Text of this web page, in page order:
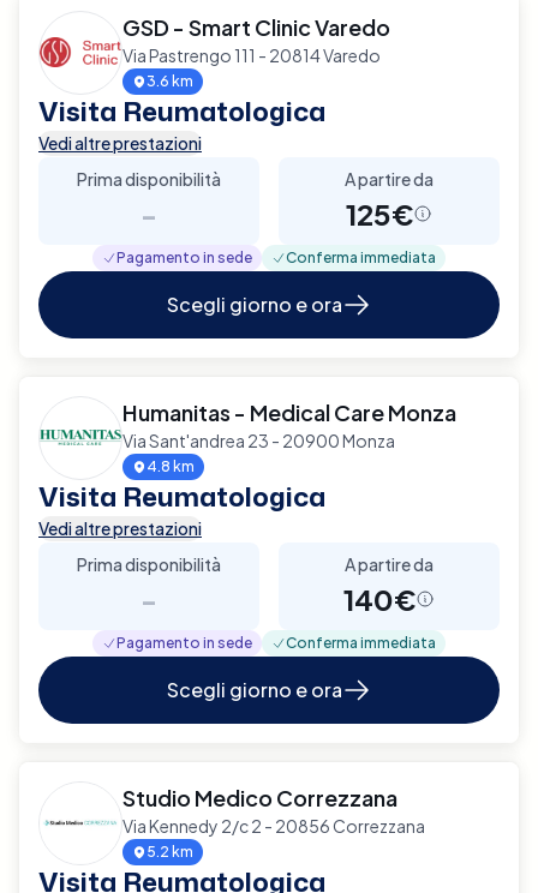
GSD - Smart Clinic Varedo
Via Pastrengo 111 - 20814 Varedo
3.6 km
Visita Reumatologica
Vedi altre prestazioni
Prima disponibilità
-
A partire da
125€
Pagamento in sede Conferma immediata
Scegli giorno e ora
Humanitas - Medical Care Monza
Via Sant'andrea 23 - 20900 Monza
4.8 km
Visita Reumatologica
Vedi altre prestazioni
Prima disponibilità
-
A partire da
140€
Pagamento in sede Conferma immediata
Scegli giorno e ora
Studio Medico Correzzana
Via Kennedy 2/c 2 - 20856 Correzzana
5.2 km
Visita Reumatologica